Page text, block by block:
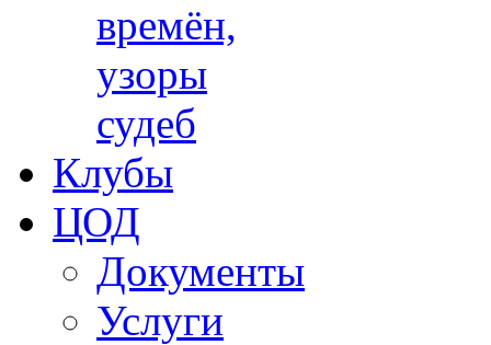
времён,
узоры
судеб
Клубы
ЦОД
Документы
Услуги